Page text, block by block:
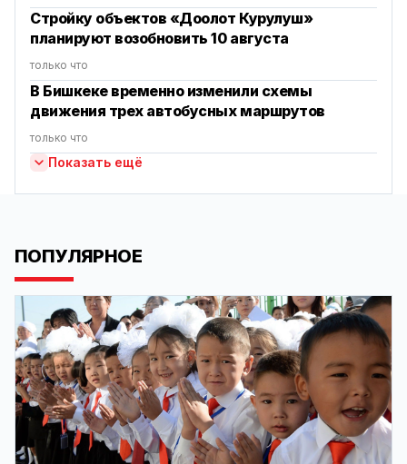
Стройку объектов «Доолот Курулуш»
планируют возобновить 10 августа
только что
В Бишкеке временно изменили схемы
движения трех автобусных маршрутов
только что
Показать ещё
ПОПУЛЯРНОЕ